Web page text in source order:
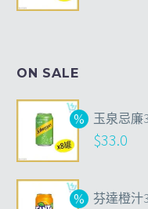
ON SALE
玉泉忌廉
$33.0
芬達橙汁